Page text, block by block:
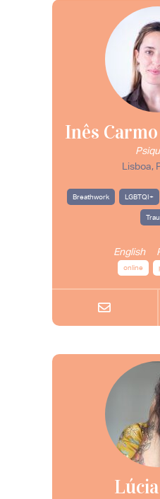
Inês
Lisboa,
Breathwork LGBTQI+
English
online